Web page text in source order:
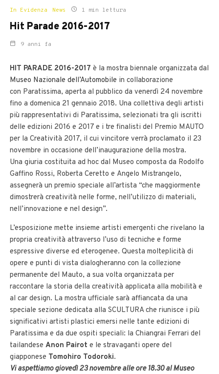
In Evidenza News 1 min lettura
Hit Parade 2016-2017
9 anni fa
HIT PARADE 2016-2017 è la mostra biennale organizzata dal
Museo Nazionale dell’Automobile in collaborazione
con Paratissima, aperta al pubblico da venerdì 24 novembre
fino a domenica 21 gennaio 2018. Una collettiva degli artisti
più rappresentativi di Paratissima, selezionati tra gli iscritti
delle edizioni 2016 e 2017 e i tre finalisti del Premio MAUTO
per la Creatività 2017, il cui vincitore verrà proclamato il 23
novembre in occasione dell’inaugurazione della mostra.
Una giuria costituita ad hoc dal Museo composta da Rodolfo
Gaffino Rossi, Roberta Ceretto e Angelo Mistrangelo,
assegnerà un premio speciale all’artista “che maggiormente
dimostrerà creatività nelle forme, nell’utilizzo di materiali,
nell’innovazione e nel design”.
L’esposizione mette insieme artisti emergenti che rivelano la
propria creatività attraverso l’uso di tecniche e forme
espressive diverse ed eterogenee. Questa molteplicità di
opere e punti di vista dialogheranno con la collezione
permanente del Mauto, a sua volta organizzata per
raccontare la storia della creatività applicata alla mobilità e
al car design. La mostra ufficiale sarà affiancata da una
speciale sezione dedicata alla SCULTURA che riunisce i più
significativi artisti plastici emersi nelle tante edizioni di
Paratissima e da due ospiti speciali: la Chiangrai Ferrari del
tailandese Anon Pairot e le stravaganti opere del
giapponese Tomohiro Todoroki.
Vi aspettiamo giovedì 23 novembre alle ore 18.30 al Museo